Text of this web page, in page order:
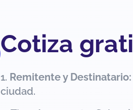
Cotiza
Remitente y Destinatario:
ciudad.